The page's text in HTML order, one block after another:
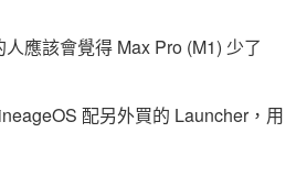
應該會覺得 Max Pro (M1) 少了
配另外買的 Launcher，用